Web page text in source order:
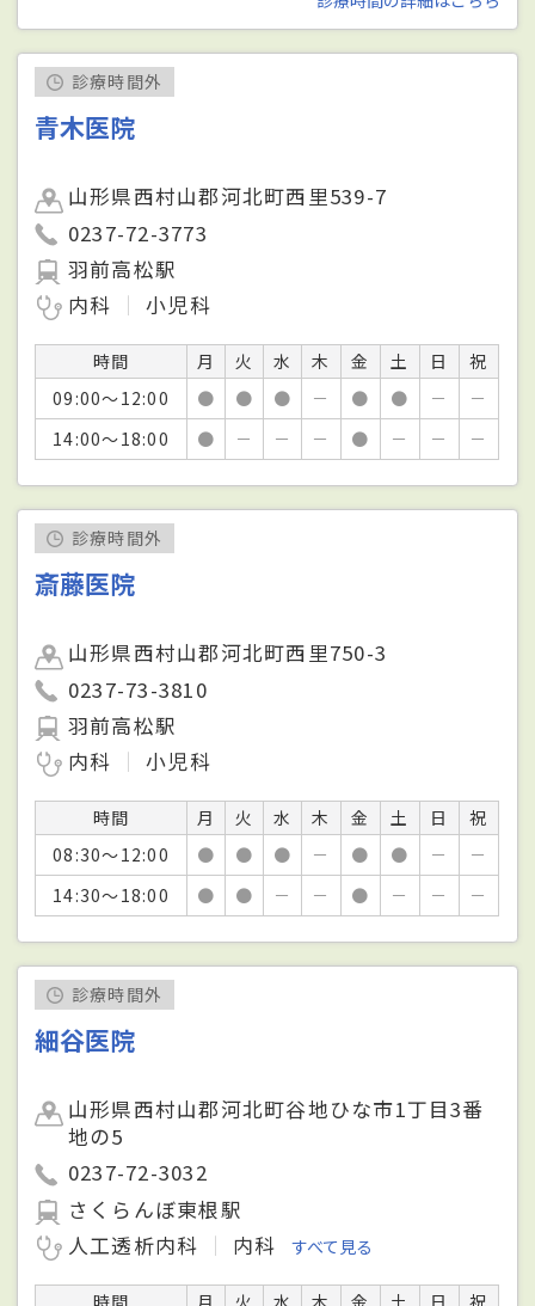
診療時間外
青木医院
山形県西村山郡河北町西里539-7
0237-72-3773
羽前高松駅
内科
小児科
時間 月 火 水 木 金 土 日
祝
09:00～12:00
● ● ● － ● ● －
－
14:00～18:00
● － － － ● － － －
診療時間外
斎藤医院
山形県西村山郡河北町西里750-3
0237-73-3810
羽前高松駅
内科
小児科
時間 月 火 水 木 金 土 日
祝
08:30～12:00
● ● ● － ● ● －
－
14:30～18:00
● ● － － ● － － －
診療時間外
細谷医院
山形県西村山郡河北町谷地ひな市1丁目3番
地の5
0237-72-3032
さくらんぼ東根駅
人工透析内科
内科 すべて見る
時間 月 火 水 木 金 土 日
祝